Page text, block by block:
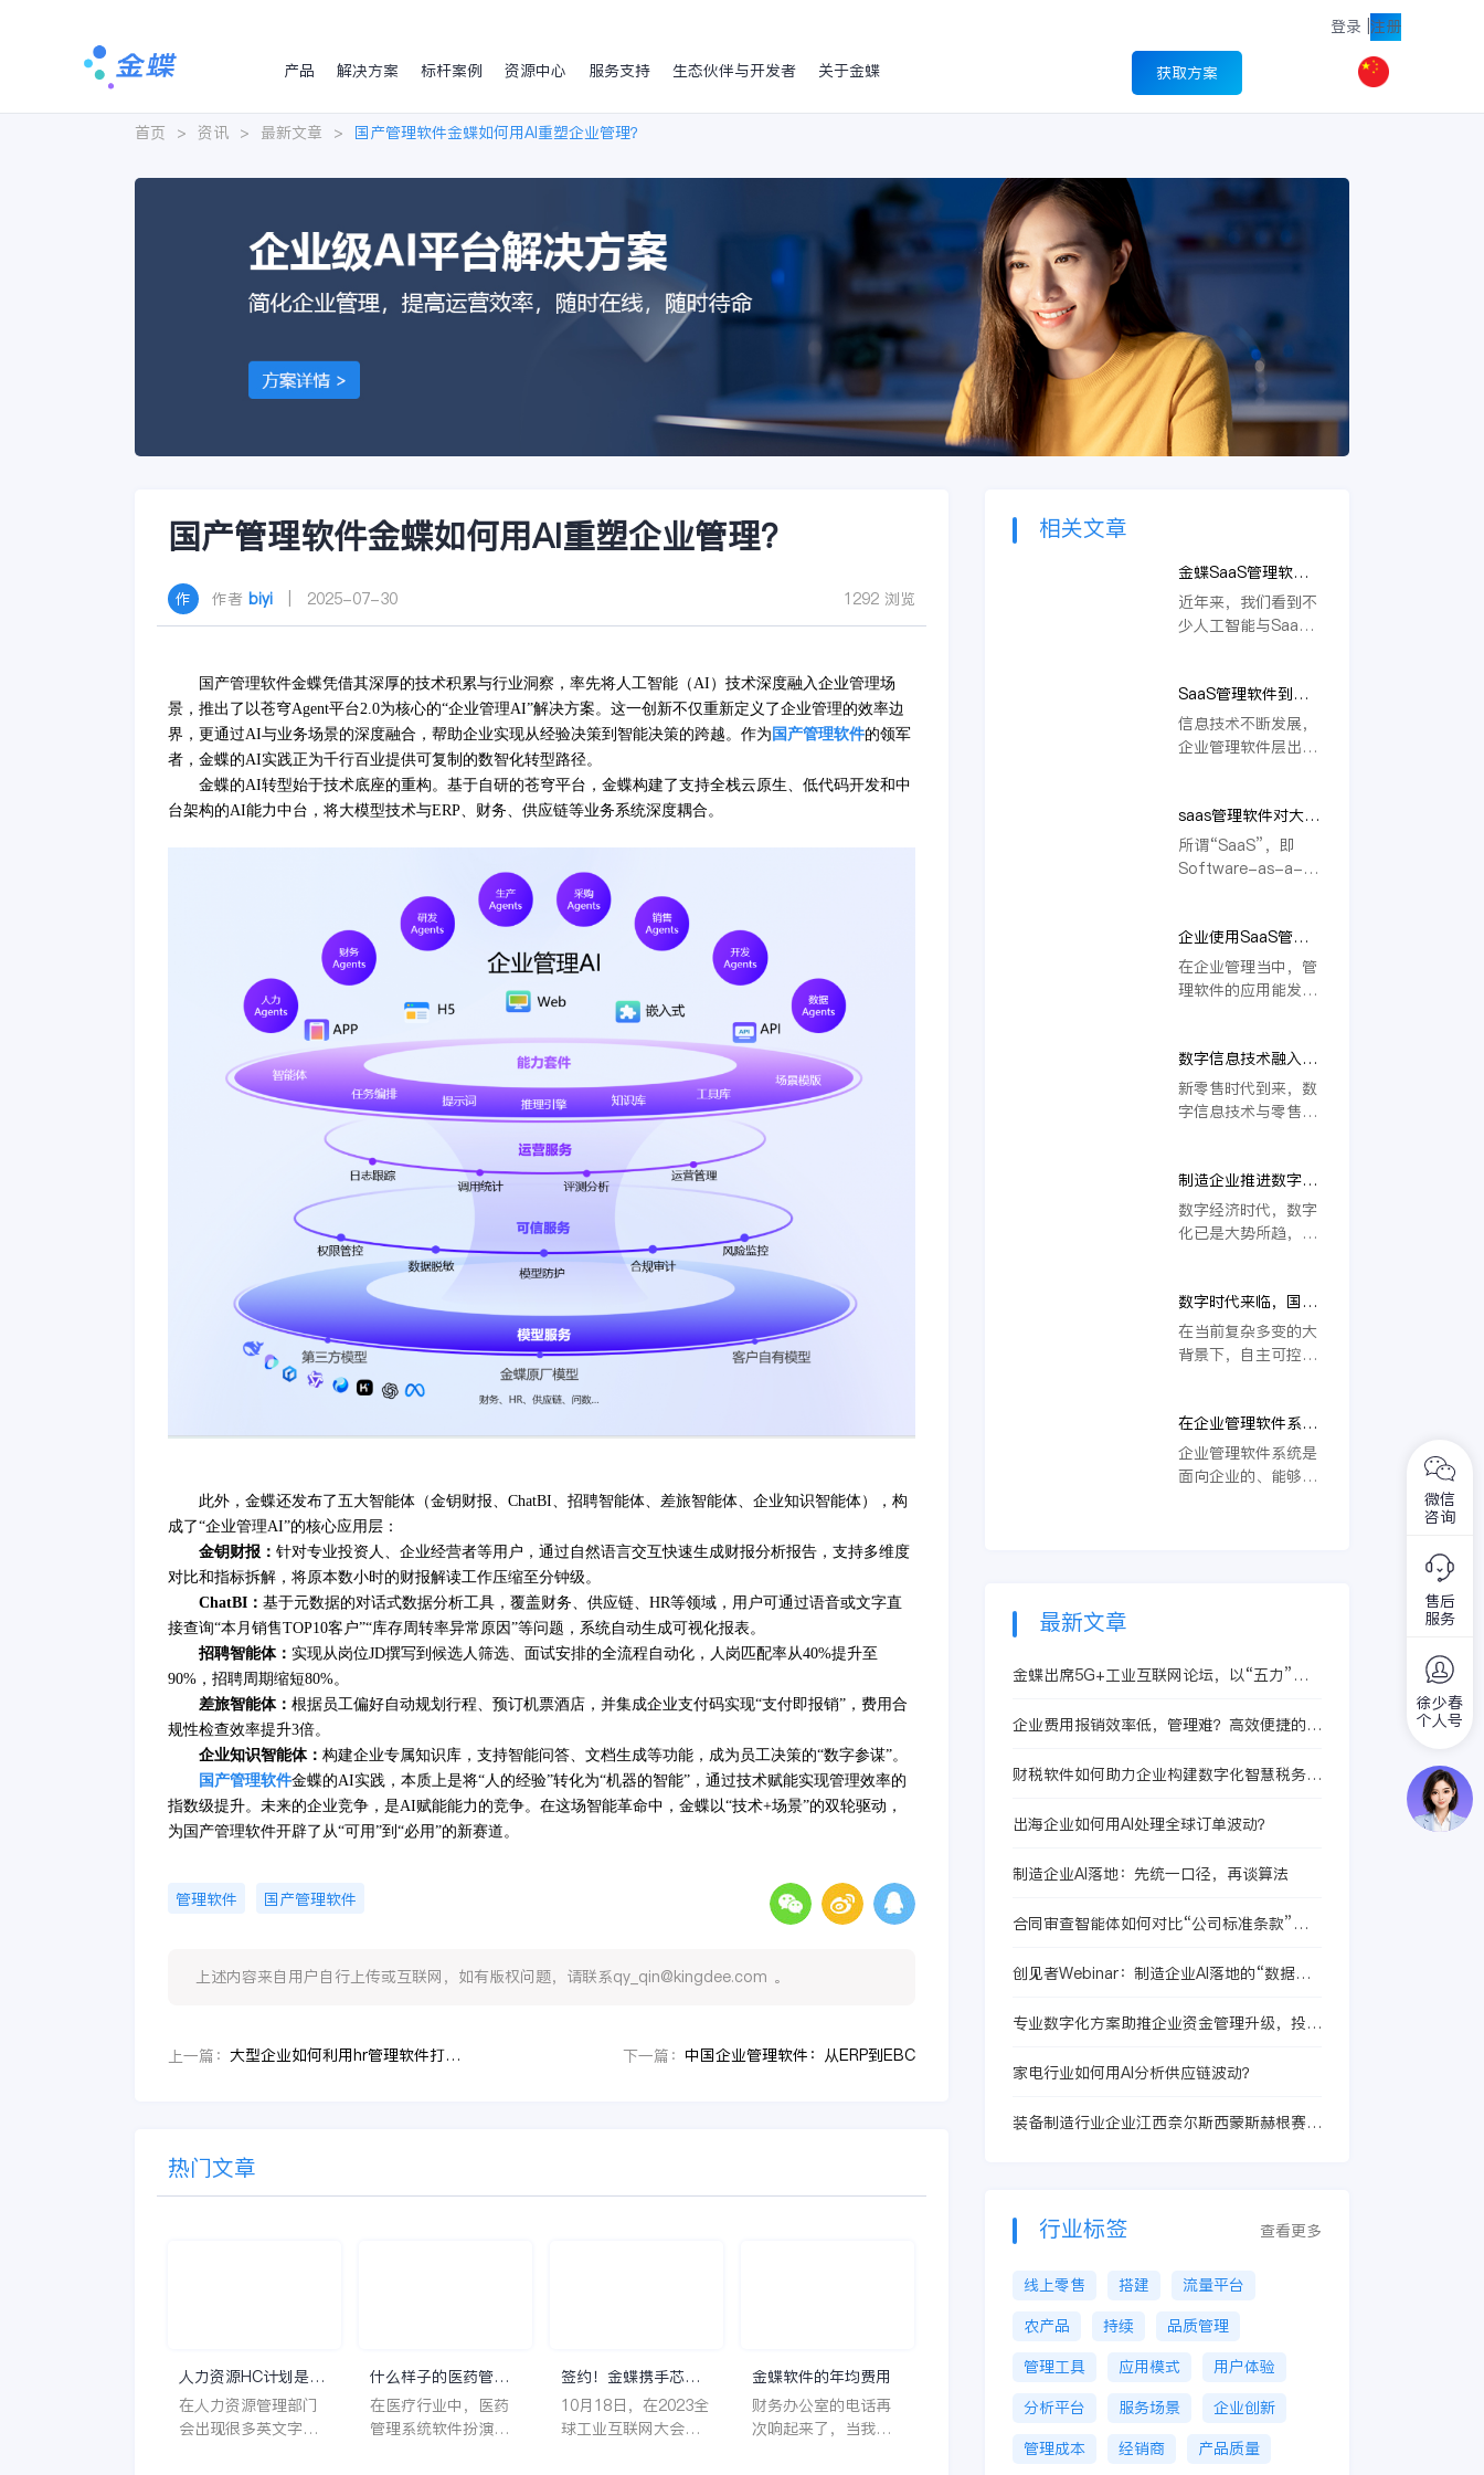
登录 注册
产品
解决方案 标杆案例 资源中心 服务支持 生态伙伴与开发者 关于金蝶 获取方案
首页 > 资讯 > 最新文章 > 国产管理软件金蝶如何用AI重塑企业管理？
国产管理软件金蝶如何用AI重塑企业管理？
作者 biyi | 2025-07-30 1292 浏览
国产管理软件金蝶凭借其深厚的技术积累与行业洞察，率先将人工智能（AI）技术深度融入企业管理场
景，推出了以苍穹Agent平台2.0为核心的“企业管理AI”解决方案。这一创新不仅重新定义了企业管理的效率边
界，更通过AI与业务场景的深度融合，帮助企业实现从经验决策到智能决策的跨越。作为 国产管理软件的领军
者，金蝶的AI实践正为千行百业提供可复制的数智化转型路径。
金蝶的AI转型始于技术底座的重构。基于自研的苍穹平台，金蝶构建了支持全栈云原生、低代码开发和中
台架构的AI能力中台，将大模型技术与ERP、财务、供应链等业务系统深度耦合。
此外，金蝶还发布了五大智能体（金钥财报、 ChatBI、招聘智能体、差旅智能体、企业知识智能体），构
成了“企业管理AI”的核心应用层：
金钥财报： 针对专业投资人、企业经营者等用户，通过自然语言交互快速生成财报分析报告，支持多维度
对比和指标拆解，将原本数小时的财报解读工作压缩至分钟级。
ChatBI： 基于元数据的对话式数据分析工具，覆盖财务、供应链、 HR等领域，用户可通过语音或文字直
接查询“本月销售TOP10客户”“库存周转率异常原因”等问题，系统自动生成可视化报表。
招聘智能体： 实现从岗位JD撰写到候选人筛选、面试安排的全流程自动化，人岗匹配率从40%提升至
90%，招聘周期缩短80%。
差旅智能体： 根据员工偏好自动规划行程、预订机票酒店，并集成企业支付码实现“支付即报销”，费用合
规性检查效率提升3倍。
企业知识智能体： 构建企业专属知识库，支持智能问答、文档生成等功能，成为员工决策的“数字参谋”。
国产管理软件金蝶的AI实践，本质上是将“人的经验”转化为“机器的智能”，通过技术赋能实现管理效率的
指数级提升。未来的企业竞争，是AI赋能能力的竞争。在这场智能革命中，金蝶以“技术+场景”的双轮驱动，
为国产管理软件开辟了从“可用”到“必用”的新赛道。
管理软件 国产管理软件
上述内容来自用户自行上传或互联网，如有版权问题，请联系qy_qin@kingdee.com 。
上一篇： 大型企业如何利用hr管理软件打造合规、高效、员工友好的HR体系 下一篇： 中国企业管理软件：从ERP到EBC
热门文章
人力资源HC计划是什
么意思？
在人力资源管理部门
会出现很多英文字母
什么样子的医药管理
系统软件更好用？
在医疗行业中，医药
管理系统软件扮演着
签约！金蝶携手芯源
微，助力半导体装备
制造领先企业迈向世
10月18日，在2023全
球工业互联网大会期
金蝶软件的年均费用
财务办公室的电话再
次响起来了，当我拿
相关文章
金蝶SaaS管理软件
赋能企业发展，实现
数字化转型
近年来，我们看到不
少人工智能与SaaS
者结合的核心关键
词。SaaS管理软件
打造标准化流程，AI
大量应用已经成为行
业未来 10 年的大趋
势。
SaaS管理软件到底
该不该用？大型企业
能用金蝶云·星瀚
信息技术不断发展，
企业管理软件层出不
但传统管理软件在如
今这个高速发展的时
代背景下，难以跟上
理软件开始成为不少
企业管理者看好的新
工具。
saas管理软件对大型
企业有用吗？金蝶云
星瀚是否可用？
所谓“SaaS”，即
Software-as-a-
于互联网提供软件服
务的创新软件应用模
式，SaaS被广泛认
网、大数据、云计算
等前沿科技不断成熟
落地的当今时代，
SaaS管理软件已经
化转型的有效助力，
各类大型企业也是如
此。
企业使用SaaS管理
软件有哪些好处？金
蝶云·星瀚怎么样？
在企业管理当中，管
理软件的应用能发挥
算等前沿科技不断落
地的背景下，企业管
理者们的目光开始不
中“SaaS管理软
件”成为热门话题，
金蝶云·星瀚等产品
得到更多企业管理者
数字信息技术融入零
售行业，收银管理软
件如何助力门店经
新零售时代到来，数
字信息技术与零售行
化转型逐渐成为影响
未来发展的重要战
略。在人员管理、货
零售门店采用人员管
理系统、收银管理软
件来提升管理效率成
为新选择。
制造企业推进数字化
转型发展，SaaS管
理软件能发挥什么作
数字经济时代，数字
化已是大势所趋，尤
店、购物等各种需求
如今基本都能通过数
字化手段满足。除此
业均已展开数字化探
索，以此实现升级发
展，跟上时代需求。
在这一过程中，
数字时代来临，国产
管理软件助推企业数
字化转型升级
在当前复杂多变的大
背景下，自主可控成
同样如此。近年来，
数字科技快速发展，
国产管理软件抓住机
在企业管理软件系
统，最常用到的六大
系统分别是什么？
企业管理软件系统是
面向企业的、能够帮
革。企业管理软件系
统通过对一些流程的
少企业存在的一些流
并通过规范每个员工
企业管理软件重视系
程的可控性、技术的
性。
最新文章
金蝶出席5G+工业互联网论坛，以“五力”助
企业费用报销效率低，管理难？高效便捷的费
财税软件如何助力企业构建数字化智慧税务服
出海企业如何用AI处理全球订单波动？
制造企业AI落地：先统一口径，再谈算法
合同审查智能体如何对比“公司标准条款”并
创见者Webinar：制造企业AI落地的“数据底
专业数字化方案助推企业资金管理升级，投资
家电行业如何用AI分析供应链波动？
装备制造行业企业江西奈尔斯西蒙斯赫根赛特
行业标签 查看更多
线上零售 搭建
流量平台
农产品
持续
品质管理
管理工具
应用模式
用户体验
分析平台
服务场景
企业创新
管理成本
经销商
产品质量
微信
咨询
售后
服务
徐少春
个人号